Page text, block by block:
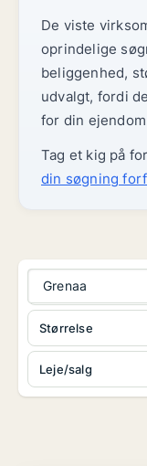
De viste
oprindelige
beliggenhed,
udvalgt, fordi
for din
Tag et kig på
din søgning
Grenaa
Leje/salg
Størrelse